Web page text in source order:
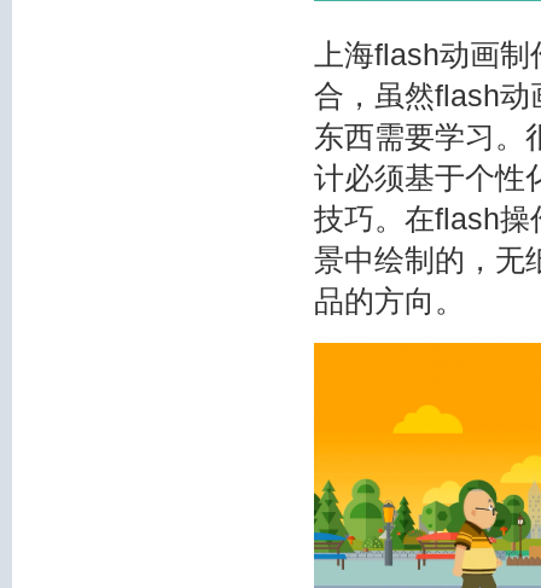
上海flash动画
合，虽然flash动
东西需要学习。
计必须基于个性
技巧。在flash操
景中绘制的，无
品的方向。